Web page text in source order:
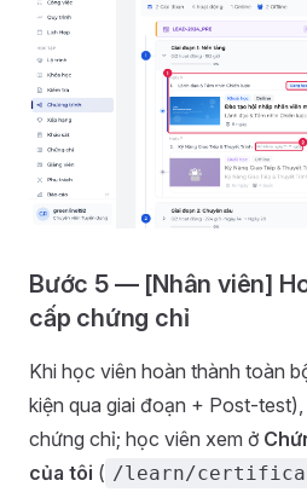
Bước 5 — [Nhân viên]
cấp chứng chỉ
Khi học viên hoàn thành toàn
kiện qua giai đoạn + Post-test),
chứng chỉ; học viên xem ở
của tôi ( /learn/